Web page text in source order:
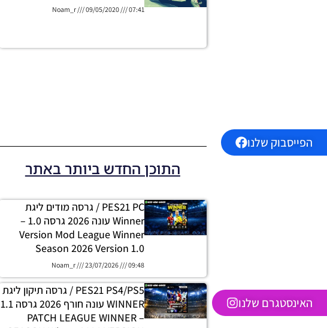
הפייסבוק שלנו
האינסטגרם שלנו
Noam_r 09/05/2020 07:41
התוכן החדש ביותר באתר
PES21 PC / גרסה מודים ליגת
Winner עונה 2026 גרסה 1.0 –
Version Mod League Winner
Season 2026 Version 1.0
Noam_r 23/07/2026 09:48
PES21 PS4/PS5 / גרסה תיקון ליגת
WINNER עונה חורף 2026 גרסה 1.1
– PATCH LEAGUE WINNER